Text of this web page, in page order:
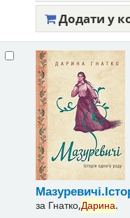
Додати у
за Гнатко,Дарина.